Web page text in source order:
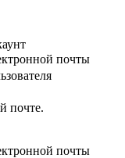
почты
почте.
почты